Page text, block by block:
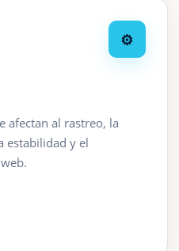
⚙
afectan al rastreo, la
estabilidad y el